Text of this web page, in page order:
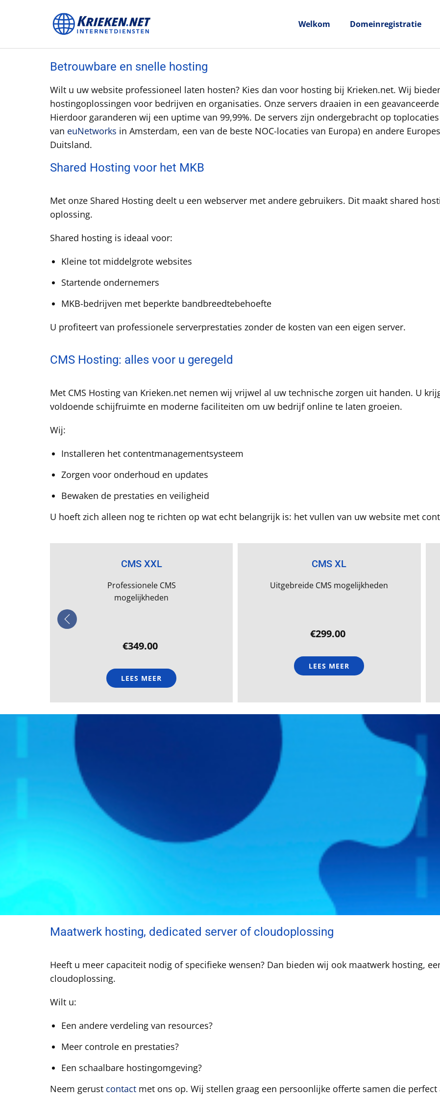
Welkom Domeinregistratie
Betrouwbare en snelle hosting
Wilt u uw website professioneel laten hosten? Kies dan voor hosting bij Krieken.net. Wij
hostingoplossingen voor bedrijven en organisaties. Onze servers draaien in een
Hierdoor garanderen wij een uptime van 99,99%. De servers zijn ondergebracht op
van euNetworks in Amsterdam, een van de beste NOC-locaties van Europa) en andere
Duitsland.
Shared Hosting voor het MKB
Met onze Shared Hosting deelt u een webserver met andere gebruikers. Dit maakt shared
oplossing.
Shared hosting is ideaal voor:
Kleine tot middelgrote websites
Startende ondernemers
MKB-bedrijven met beperkte bandbreedtebehoefte
U profiteert van professionele serverprestaties zonder de kosten van een eigen server.
CMS Hosting: alles voor u geregeld
Met CMS Hosting van Krieken.net nemen wij vrijwel al uw technische zorgen uit handen. U
voldoende schijfruimte en moderne faciliteiten om uw bedrijf online te laten groeien.
Wij:
Installeren het contentmanagementsysteem
Zorgen voor onderhoud en updates
Bewaken de prestaties en veiligheid
U hoeft zich alleen nog te richten op wat echt belangrijk is: het vullen van uw website met
CMS XXL
Professionele CMS
mogelijkheden
€349.00
LEES MEER
CMS XL
Uitgebreide CMS mogelijkheden
€299.00
LEES MEER
Maatwerk hosting, dedicated server of cloudoplossing
Heeft u meer capaciteit nodig of specifieke wensen? Dan bieden wij ook maatwerk hosting,
cloudoplossing.
Wilt u:
Een andere verdeling van resources?
Meer controle en prestaties?
Een schaalbare hostingomgeving?
Neem gerust contact met ons op. Wij stellen graag een persoonlijke offerte samen die